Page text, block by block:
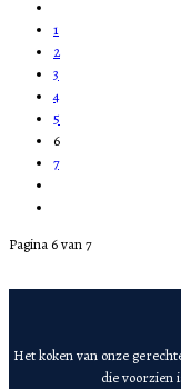
1
2
3
4
5
6
7
Pagina 6 van 7
Het koken van onze
die voorzien